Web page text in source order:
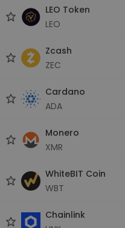
LEO Token
LEO
Zcash
ZEC
Cardano
ADA
Monero
XMR
WhiteBIT Coin
WBT
Chainlink